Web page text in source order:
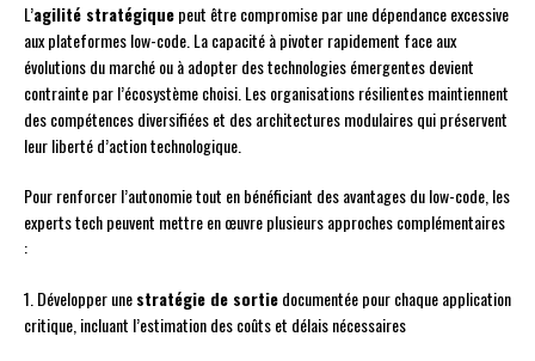
L’agilité stratégiquepeut être compromise par une dépendance excessive
aux plateformes low-code. La capacité à pivoter rapidement face aux
évolutions du marché ou à adopter des technologies émergentes devient
contrainte par l’écosystème choisi. Les organisations résilientes maintiennent
des compétences diversifiées et des architectures modulaires qui préservent
leur liberté d’action technologique.
Pour renforcer l’autonomie tout en bénéficiant des avantages du low-code, les
experts tech peuvent mettre en œuvre plusieurs approches complémentaires
:
1. Développer unestratégie de sortiedocumentée pour chaque application
critique, incluant l’estimation des coûts et délais nécessaires